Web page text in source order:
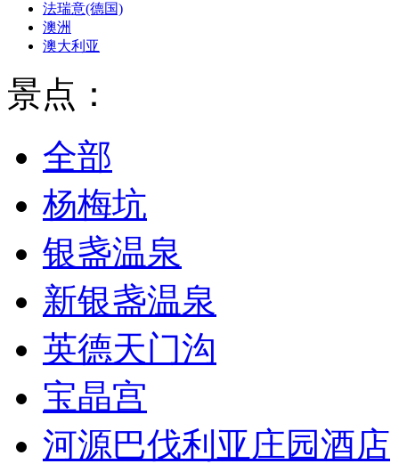
法瑞意(德国)
澳洲
澳大利亚
景点：
全部
杨梅坑
银盏温泉
新银盏温泉
英德天门沟
宝晶宫
河源巴伐利亚庄园酒店